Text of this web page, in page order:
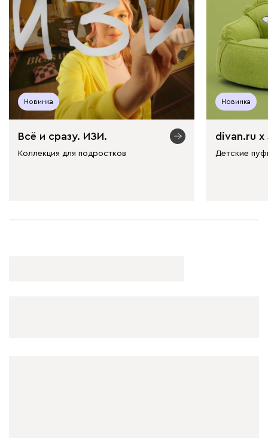
Новинка
Всё и сразу. ИЗИ.
Коллекция для подростков
Новинка
divan.ru х
Детские